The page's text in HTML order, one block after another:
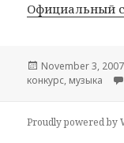
Официальный
Posted
on
November 3, 2007
конкурс, музыка
Proudly powered by